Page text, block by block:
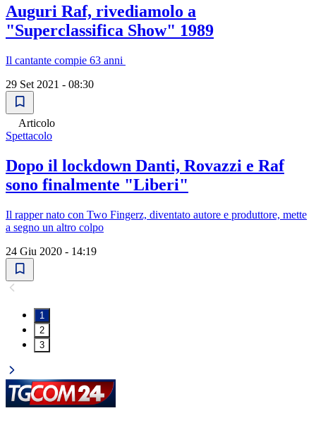
Auguri Raf, rivediamolo a
"Superclassifica Show" 1989
Il cantante compie 63 anni
29 Set 2021 - 08:30
Articolo
Spettacolo
Dopo il lockdown Danti, Rovazzi e Raf
sono finalmente "Liberi"
Il rapper nato con Two Fingerz, diventato autore e produttore, mette
a segno un altro colpo
24 Giu 2020 - 14:19
1
2
3